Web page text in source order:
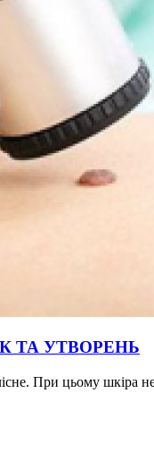
ТА УТВОРЕНЬ
При цьому шкіра